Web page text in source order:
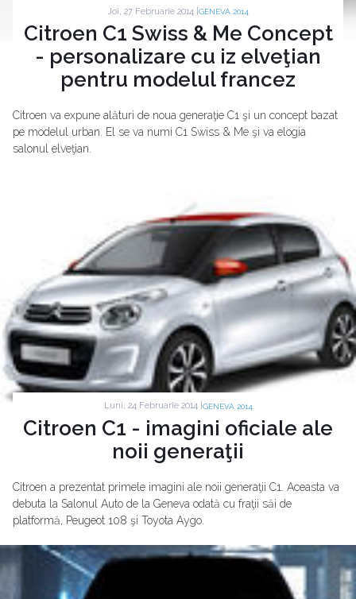
Joi, 27 Februarie 2014 | GENEVA 2014
Citroen C1 Swiss & Me Concept
- personalizare cu iz elveţian
pentru modelul francez
Citroen va expune alături de noua generaţie C1 şi un concept bazat
pe modelul urban. El se va numi C1 Swiss & Me şi va elogia
salonul elveţian.
Luni, 24 Februarie 2014 | GENEVA 2014
Citroen C1 - imagini oficiale ale
noii generaţii
Citroen a prezentat primele imagini ale noii generaţii C1. Aceasta va
debuta la Salonul Auto de la Geneva odată cu fraţii săi de
platformă, Peugeot 108 şi Toyota Aygo.